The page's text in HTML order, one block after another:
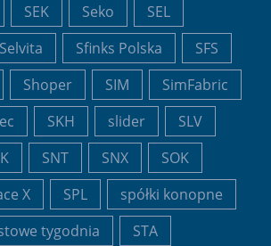
SEK Seko
SEL
Selvita Sfinks Polska
SFS
Shoper SIM
SimFabric
SKH slider
SLV
SNT SNX
SOK
X SPL
spółki konopne
tygodnia
STA